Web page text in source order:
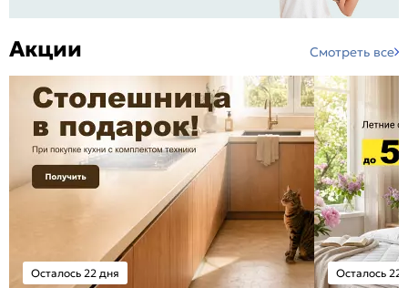
Акции Смотреть все
Осталось 22 дня Осталось 22